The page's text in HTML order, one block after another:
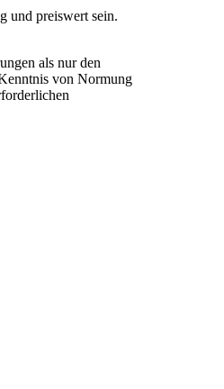
und preiswert sein.
als nur den
von Normung